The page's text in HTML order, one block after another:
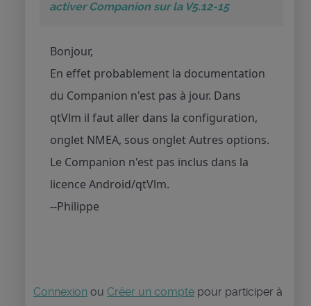
activer Companion sur la V5.12-15
Bonjour,
En effet probablement la documentation
du Companion n'est pas à jour. Dans
qtVlm il faut aller dans la configuration,
onglet NMEA, sous onglet Autres options.
Le Companion n'est pas inclus dans la
licence Android/qtVlm.
--Philippe
Connexion ou Créer un compte pour participer à